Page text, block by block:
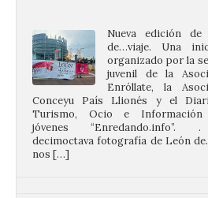
juvenil de la
Enróllate, la
Conceyu País Llionés y el
Turismo, Ocio e Información
jóvenes
decimoctava fotografía de León
nos […]